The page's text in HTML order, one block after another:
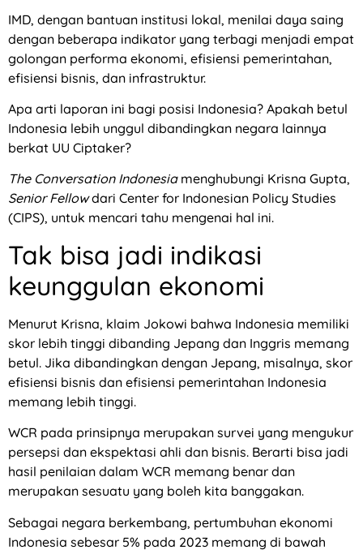
IMD, dengan bantuan institusi lokal, menilai daya saing
dengan beberapa indikator yang terbagi menjadi empat
golongan performa ekonomi, efisiensi pemerintahan,
efisiensi bisnis, dan infrastruktur.
Apa arti laporan ini bagi posisi Indonesia? Apakah betul
Indonesia lebih unggul dibandingkan negara lainnya
berkat UU Ciptaker?
The Conversation Indonesiamenghubungi Krisna Gupta,
Senior Fellowdari Center for Indonesian Policy Studies
(CIPS), untuk mencari tahu mengenai hal ini.
Tak bisa jadi indikasi
keunggulan ekonomi
Menurut Krisna, klaim Jokowi bahwa Indonesia memiliki
skor lebih tinggi dibanding Jepang dan Inggris memang
betul. Jika dibandingkan dengan Jepang, misalnya, skor
efisiensi bisnis dan efisiensi pemerintahan Indonesia
memang lebih tinggi.
WCR pada prinsipnya merupakan survei yang mengukur
persepsi dan ekspektasi ahli dan bisnis. Berarti bisa jadi
hasil penilaian dalam WCR memang benar dan
merupakan sesuatu yang boleh kita banggakan.
Sebagai negara berkembang, pertumbuhan ekonomi
Indonesia sebesar 5% pada 2023 memang di bawah